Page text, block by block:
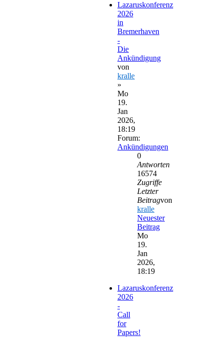
Lazaruskonferenz
2026
in
Bremerhaven
-
Die
Ankündigung
von
kralle
»
Mo
19.
Jan
2026,
18:19
Forum:
Ankündigungen
0
Antworten
16574
Zugriffe
Letzter
Beitragvon
kralle
Neuester
Beitrag
Mo
19.
Jan
2026,
18:19
Lazaruskonferenz
2026
-
Call
for
Papers!